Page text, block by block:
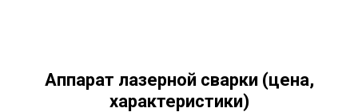
Аппарат лазерной сварки (цена,
характеристики)